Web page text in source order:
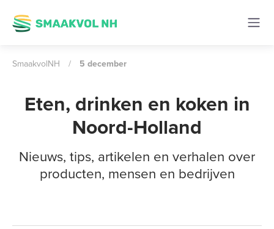
SmaakvolNH / 5 december
Eten, drinken en koken in
Noord-Holland
Nieuws, tips, artikelen en verhalen over
producten, mensen en bedrijven